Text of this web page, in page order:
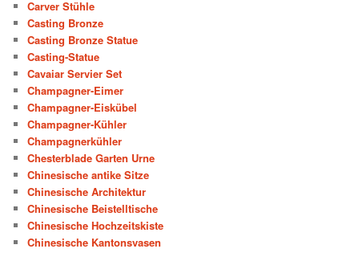
Carver Stühle
Casting Bronze
Casting Bronze Statue
Casting-Statue
Cavaiar Servier Set
Champagner-Eimer
Champagner-Eiskübel
Champagner-Kühler
Champagnerkühler
Chesterblade Garten Urne
Chinesische antike Sitze
Chinesische Architektur
Chinesische Beistelltische
Chinesische Hochzeitskiste
Chinesische Kantonsvasen